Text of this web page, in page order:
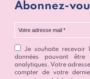
Abonnez-
Votre adresse mail
Je souhaite recevoir
données pouvant
analytiques. Votre
compter de votre